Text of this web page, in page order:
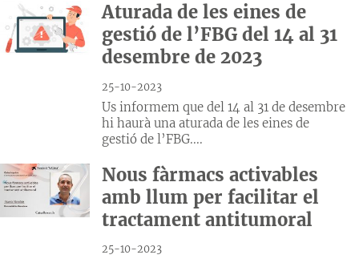
Aturada de les eines de
gestió de l’FBG del 14 al 31
desembre de 2023
25-10-2023
Us informem que del 14 al 31 de desembre
hi haurà una aturada de les eines de
gestió de l’FBG....
Nous fàrmacs activables
amb llum per facilitar el
tractament antitumoral
25-10-2023